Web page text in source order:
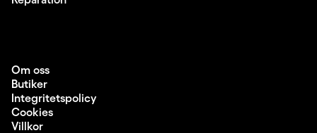
Om oss
Butiker
Integritetspolicy
Cookies
Villkor